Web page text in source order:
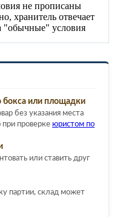
не прописаны
хранитель отвечает
"обычные" условия
бокса или площадки
без указания места
проверке юристом по
или ставить друг
партии, склад может